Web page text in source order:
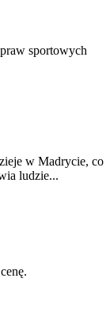
sportowych
w Madrycie, co
ludzie...